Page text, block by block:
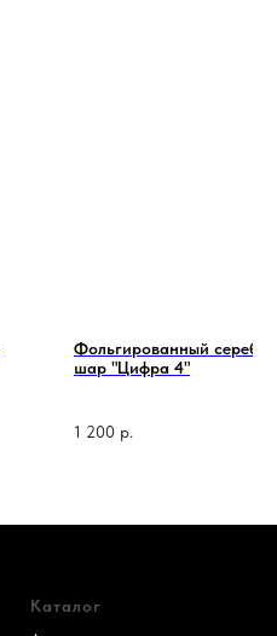
Фольгированный
шар "Цифра 4"
1 200 р.
Каталог